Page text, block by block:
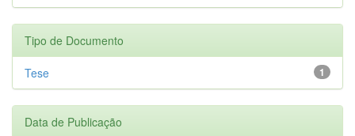
Tipo de Documento
1
Tese
Data de Publicação